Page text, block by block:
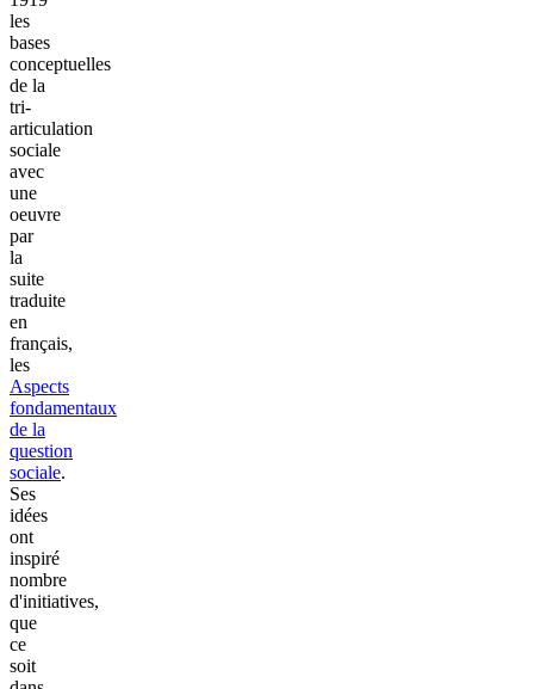
les
bases
conceptuelles
de la
tri-
articulation
sociale
avec
une
oeuvre
par
la
suite
traduite
en
français,
les
Aspects
fondamentaux
de la
question
sociale.
Ses
idées
ont
inspiré
nombre
d'initiatives,
que
ce
soit